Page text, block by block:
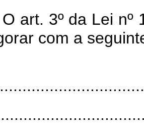
art. 3º da Lei
com a